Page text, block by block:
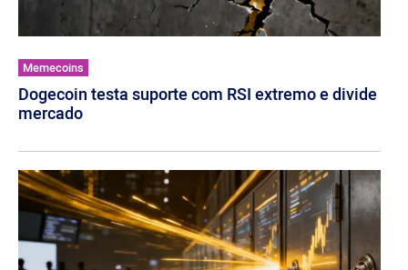
Memecoins
Dogecoin testa suporte com RSI extremo e divide
mercado